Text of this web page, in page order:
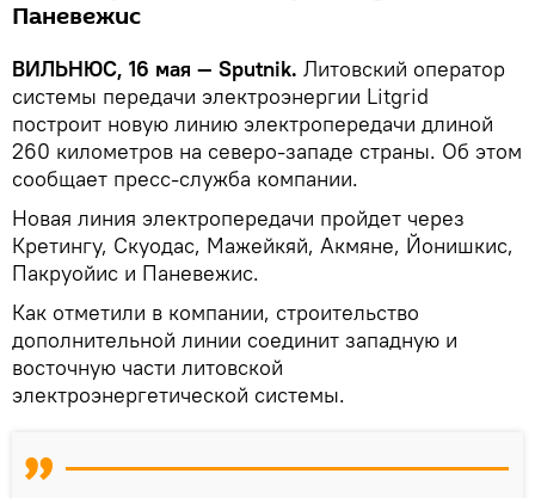
Паневежис
ВИЛЬНЮС, 16 мая — Sputnik. Литовский оператор
системы передачи электроэнергии Litgrid
построит новую линию электропередачи длиной
260 километров на северо-западе страны. Об этом
сообщает пресс-служба компании.
Новая линия электропередачи пройдет через
Кретингу, Скуодас, Мажейкяй, Акмяне, Йонишкис,
Пакруойис и Паневежис.
Как отметили в компании, строительство
дополнительной линии соединит западную и
восточную части литовской
электроэнергетической системы.